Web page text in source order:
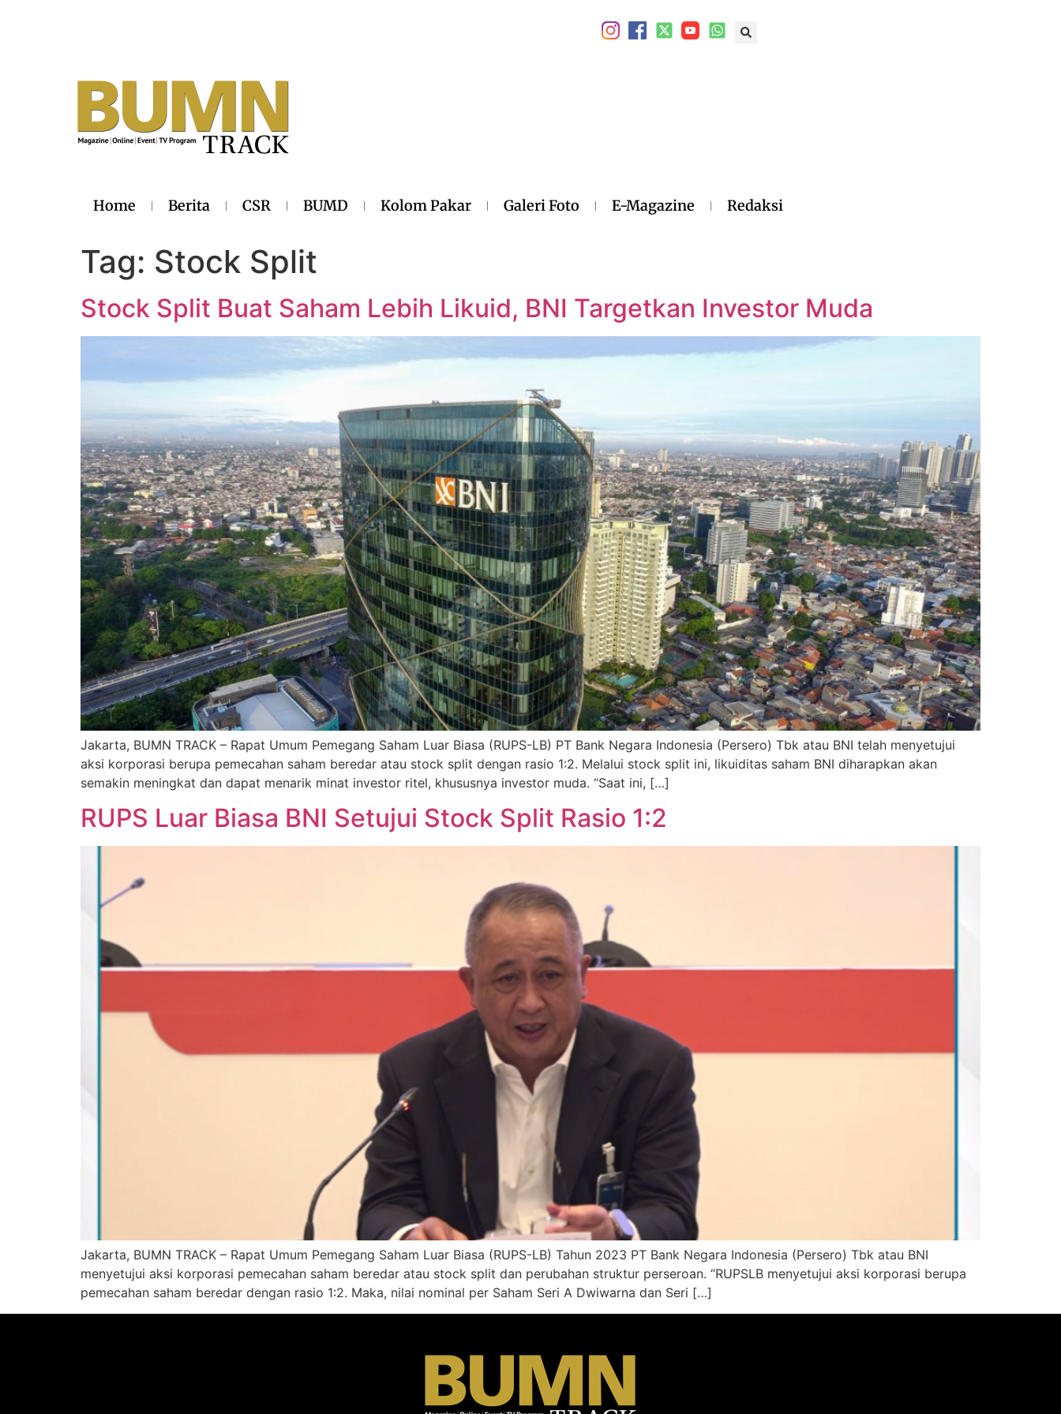
Home Berita CSR BUMD Kolom Pakar Galeri Foto E-Magazine Redaksi
Tag: Stock Split
Stock Split Buat Saham Lebih Likuid, BNI Targetkan Investor Muda
Jakarta, BUMN TRACK – Rapat Umum Pemegang Saham Luar Biasa (RUPS-LB) PT Bank Negara Indonesia (Persero) Tbk atau BNI telah menyetujui
aksi korporasi berupa pemecahan saham beredar atau stock split dengan rasio 1:2. Melalui stock split ini, likuiditas saham BNI diharapkan akan
semakin meningkat dan dapat menarik minat investor ritel, khususnya investor muda. “Saat ini, […]
RUPS Luar Biasa BNI Setujui Stock Split Rasio 1:2
Jakarta, BUMN TRACK – Rapat Umum Pemegang Saham Luar Biasa (RUPS-LB) Tahun 2023 PT Bank Negara Indonesia (Persero) Tbk atau BNI
menyetujui aksi korporasi pemecahan saham beredar atau stock split dan perubahan struktur perseroan. “RUPSLB menyetujui aksi korporasi berupa
pemecahan saham beredar dengan rasio 1:2. Maka, nilai nominal per Saham Seri A Dwiwarna dan Seri […]